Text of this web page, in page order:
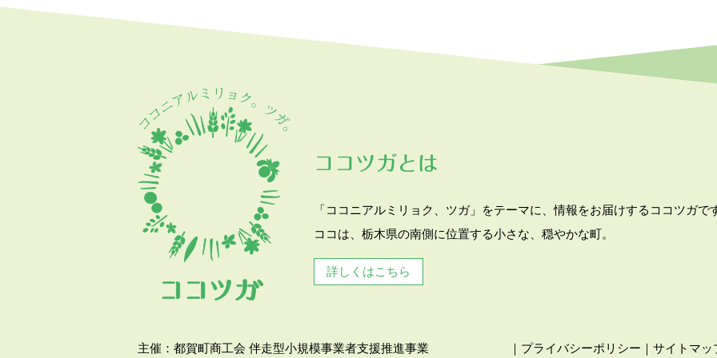
ココツガとは
「ココニアルミリョク、ツガ」をテーマに、情報をお届けするココツガで
ココは、栃木県の南側に位置する小さな、穏やかな町。
詳しくはこちら
主催：都賀町商工会 伴走型小規模事業者支援推進事業 ｜ プライバシーポリシー ｜ サイトマッ